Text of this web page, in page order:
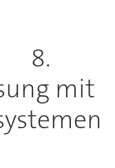
8.
mit